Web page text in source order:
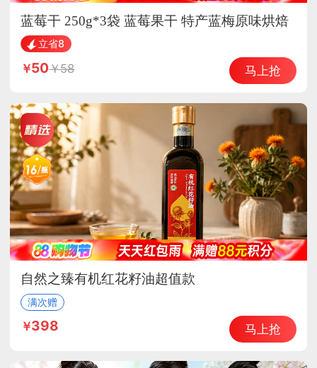
蓝莓干 250g*3袋 蓝莓果干 特产蓝梅原味烘焙
立省8
50 58 马上抢
自然之臻有机红花籽油超值款
满次赠
398 马上抢